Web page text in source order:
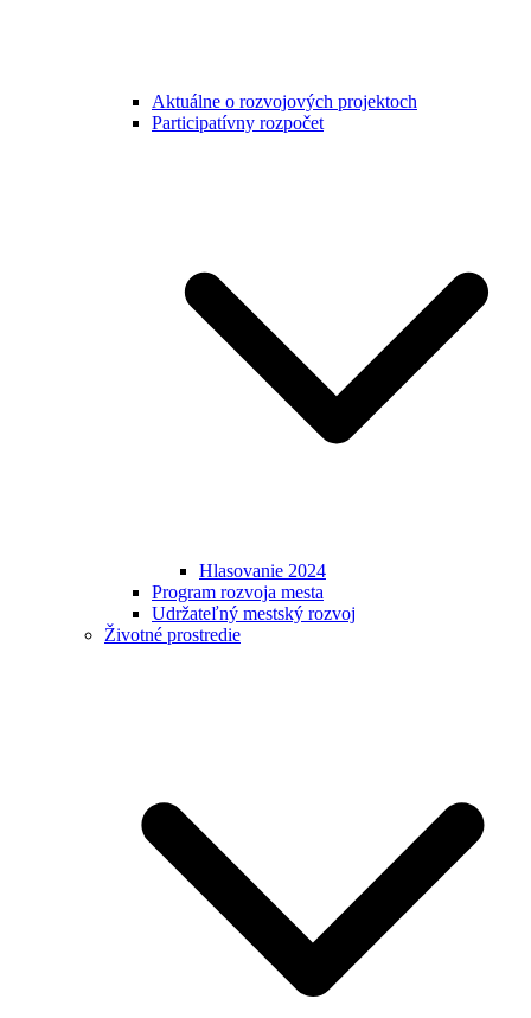
Aktuálne o rozvojových projektoch
Participatívny rozpočet
Hlasovanie 2024
Program rozvoja mesta
Udržateľný mestský rozvoj
Životné prostredie